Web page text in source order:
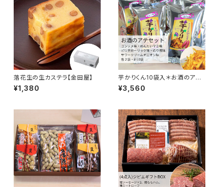
落花生の生カステラ【金田屋】
¥1,380
芋かりくん10袋入＊お酒のアテ
におすすめセット【國乃や】
¥3,560